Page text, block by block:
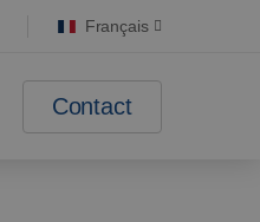
Français
Contact